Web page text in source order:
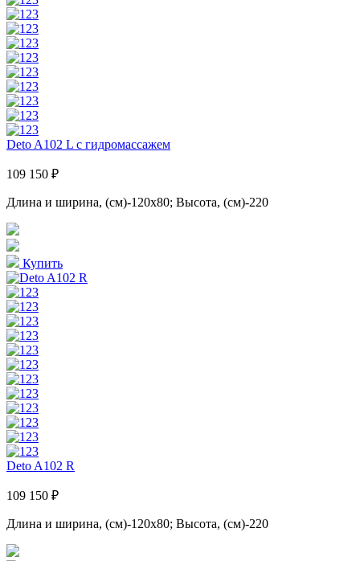
Deto A102 L с гидромассажем
109 150 ₽
Длина и ширина, (см)-120x80; Высота, (см)-220
Купить
Deto A102 R
109 150 ₽
Длина и ширина, (см)-120x80; Высота, (см)-220